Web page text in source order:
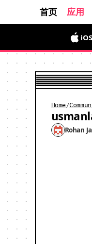
首页 应用
Home /
Rohan